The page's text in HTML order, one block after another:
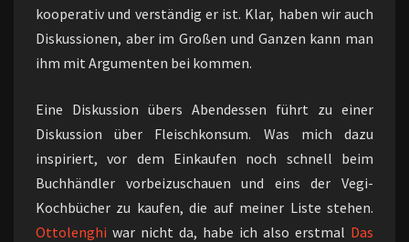
kooperativ und verständig er ist. Klar, haben wir auch
Diskussionen, aber im Großen und Ganzen kann man
ihm mit Argumenten bei kommen.
Eine Diskussion übers Abendessen führt zu einer
Diskussion über Fleischkonsum. Was mich dazu
inspiriert, vor dem Einkaufen noch schnell beim
Buchhändler vorbeizuschauen und eins der Vegi-
Kochbücher zu kaufen, die auf meiner Liste stehen.
Ottolenghi war nicht da, habe ich also erstmal Das